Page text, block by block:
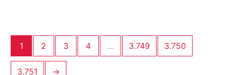
1 2 3 4 … 3.749 3.750
3.751 →